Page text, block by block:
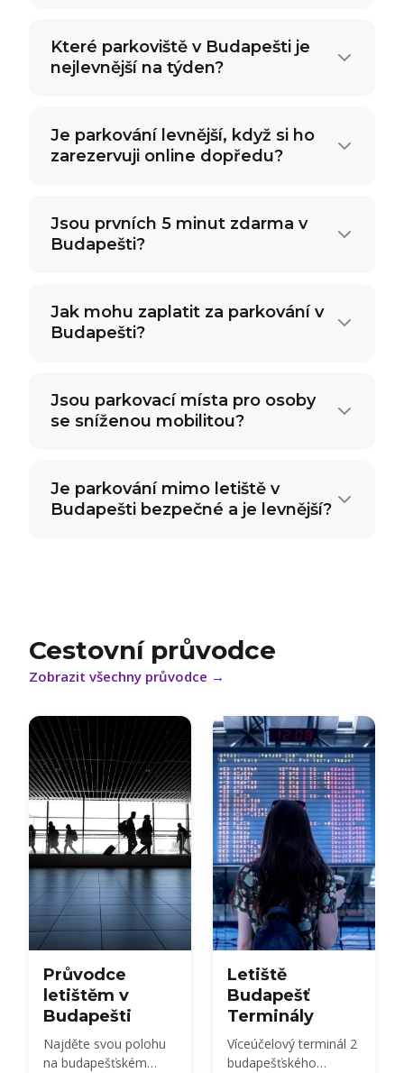
Které parkoviště v Budapešti je
nejlevnější na týden?
Je parkování levnější, když si ho
zarezervuji online dopředu?
Jsou prvních 5 minut zdarma v
Budapešti?
Jak mohu zaplatit za parkování v
Budapešti?
Jsou parkovací místa pro osoby
se sníženou mobilitou?
Je parkování mimo letiště v
Budapešti bezpečné a je levnější?
Cestovní průvodce
Zobrazit všechny průvodce →
Průvodce
letištěm v
Budapešti
Najděte svou polohu
na budapešťském
Letiště
Budapešť
Terminály
Víceúčelový terminál 2
budapešťského